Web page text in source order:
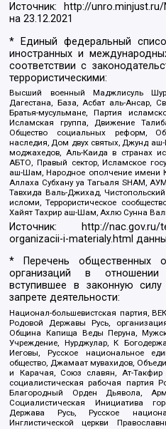
Источник: http://unro.minjust.ru/
на23.12.2021
* Единый федеральный
иностранных и
соответствии с
террористическими:
Высший военный Маджлисуль
Дагестана, База, Асбат аль-Ансар,
Братья-мусульмане, Партия
Исламская группа, Движение
Общество социальных реформ,
наследия, Дом двух святых, Джунд
моджахедов, Аль-Каида в странах
АБТО, Правый сектор, Исламское
аш-Шам, Народное ополчение имени
Аллаха Субхану уа Тагьаля SHAM,
Тавхида Валь-Джихад,
исломи, Террористическое
Хайят Тахрир аш-Шам, Ахлю Сунна
Источник:
http://nac.gov.ru/
organizacii-i-materialy.html
* Перечень общественных
организаций в
вступившее в законную
запрете деятельности:
Национал-большевистская партия,
Родовой Державы Русь,
Община Капища Веды Перуна,
Учреждение, Нурджулар, К
Иеговы, Русское национальное
общество, Джамаат мувахидов,
и Карачая, Союз славян, Ат-
социалистическая рабочая партия
Благородный Орден Дьявола,
Социалистическая Инициатива
Держава Русь, Русское
Инглистической церкви